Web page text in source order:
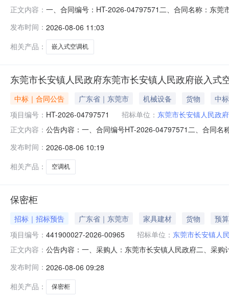
正文内容： 一、合同编号：HT-2026-04797571二、合同名称：东
代通用电子有限公司地址：广东省广州市天河区天源路
发布时间： 2026-08-06 11:03
相关产品：
嵌入式空调机
东莞市长安镇人民政府东莞市长安镇人民政府嵌入式
中标｜合同公告 广东省｜东莞市 机械设备 货物
中
项目编号： HT-2026-04797571 招标单位： 东莞市长安镇人民政府
正文内容： 公告内容：一、合同编号HT-2026-04797571二、合同
通用电子有限公司地址：广东省广州市天河区天源路
发布时间： 2026-08-06 10:19
相关产品：
空调机
保密柜
招标｜招标预告 广东省｜东莞市 家具建材 货物
预
项目编号： 441900027-2026-00965 招标单位： 东莞市长安镇人
正文内容： 公告内容：一、采购人：东莞市长安镇人民政府二、采
发布时间： 2026-08-06 09:28
相关产品：
保密柜